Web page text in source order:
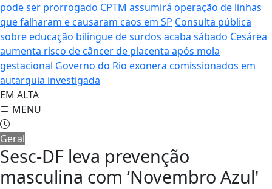
pode ser prorrogado CPTM assumirá operação de linhas
que falharam e causaram caos em SP Consulta pública
sobre educação bilíngue de surdos acaba sábado Cesárea
aumenta risco de câncer de placenta após mola
gestacional Governo do Rio exonera comissionados em
autarquia investigada
EM ALTA
MENU
Geral
Sesc-DF leva prevenção
masculina com ‘Novembro Azul'